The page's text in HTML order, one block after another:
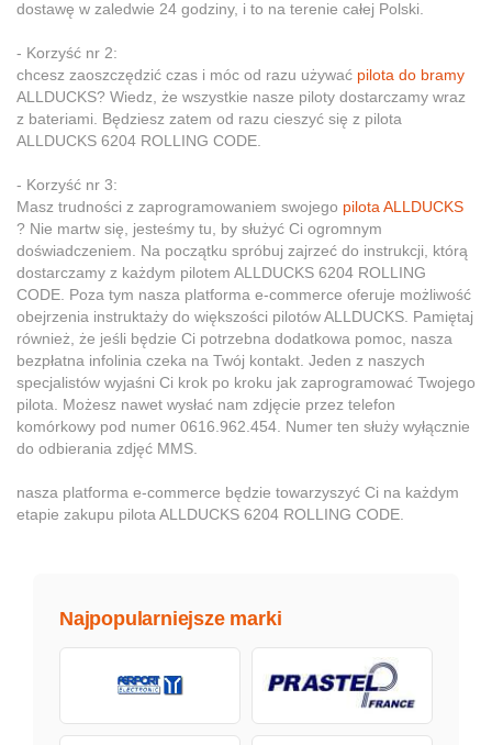
dostawę w zaledwie 24 godziny, i to na terenie całej Polski.
- Korzyść nr 2:
chcesz zaoszczędzić czas i móc od razu używać pilota do bramy
ALLDUCKS? Wiedz, że wszystkie nasze piloty dostarczamy wraz
z bateriami. Będziesz zatem od razu cieszyć się z pilota
ALLDUCKS 6204 ROLLING CODE.
- Korzyść nr 3:
Masz trudności z zaprogramowaniem swojego pilota ALLDUCKS
? Nie martw się, jesteśmy tu, by służyć Ci ogromnym
doświadczeniem. Na początku spróbuj zajrzeć do instrukcji, którą
dostarczamy z każdym pilotem ALLDUCKS 6204 ROLLING
CODE. Poza tym nasza platforma e-commerce oferuje możliwość
obejrzenia instruktaży do większości pilotów ALLDUCKS. Pamiętaj
również, że jeśli będzie Ci potrzebna dodatkowa pomoc, nasza
bezpłatna infolinia czeka na Twój kontakt. Jeden z naszych
specjalistów wyjaśni Ci krok po kroku jak zaprogramować Twojego
pilota. Możesz nawet wysłać nam zdjęcie przez telefon
komórkowy pod numer 0616.962.454. Numer ten służy wyłącznie
do odbierania zdjęć MMS.
nasza platforma e-commerce będzie towarzyszyć Ci na każdym
etapie zakupu pilota ALLDUCKS 6204 ROLLING CODE.
Najpopularniejsze marki